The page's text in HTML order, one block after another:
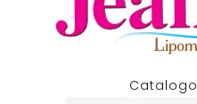
Catalogo